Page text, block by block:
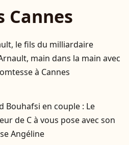
Cannes
le fils du milliardaire
main dans la main avec
à Cannes
Bouhafsi en couple : Le
de C à vous pose avec son
Angéline